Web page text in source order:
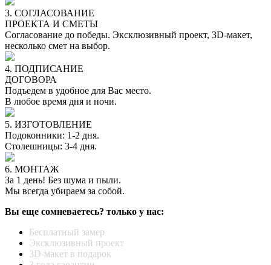
3. СОГЛАСОВАНИЕ
ПРОЕКТА И СМЕТЫ
Согласование до победы. Эксклюзивный проект, 3D-макет,
несколько смет на выбор.
4. ПОДПИСАНИЕ
ДОГОВОРА
Подъедем в удобное для Вас место.
В любое время дня и ночи.
5. ИЗГОТОВЛЕНИЕ
Подоконники: 1-2 дня.
Столешницы: 3-4 дня.
6. МОНТАЖ
За 1 день! Без шума и пыли.
Мы всегда убираем за собой.
Вы еще сомневаетесь? только у нас:
Бесплатный замер
Эксклюзивный проект
3D-макет в подарок